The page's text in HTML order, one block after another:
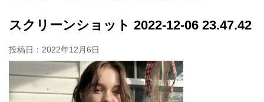
スクリーンショット 2022-12-06 23.47.42
投稿日： 2022年12月6日